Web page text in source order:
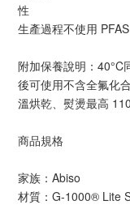
性
生產過程不使用
附加保養說明：40°C
後可使用不含全氟化
溫烘乾、熨燙最高
商品規格
家族：Abiso
材質：G-1000® Lite